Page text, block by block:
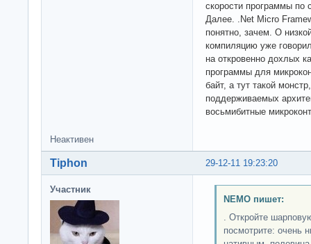
скорости программы по
Далее. .Net Micro
понятно, зачем. О
компиляцию уже
на откровенно дохлых
программы для
байт, а тут такой
поддерживаемых
восьмибитные
Неактивен
29-12-11 19:23:20
Tiphon
Участник
NEMO пишет:
. Откройте
посмотрите: очень